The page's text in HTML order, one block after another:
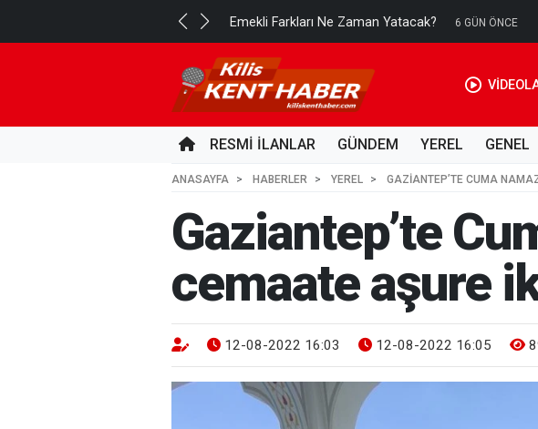
Emekli Farkları Ne Zaman Yatacak? 6 GÜN ÖNCE
RESMİ İLANLAR GÜNDEM YEREL GENEL
ANASAYFA HABERLER YEREL GAZIANTEP’TE CUMA
Gaziantep’te
cemaate aşure
12-08-2022 16:03 12-08-2022 16:05